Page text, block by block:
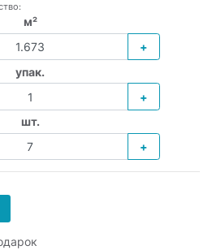
м²
+
упак.
+
шт.
+